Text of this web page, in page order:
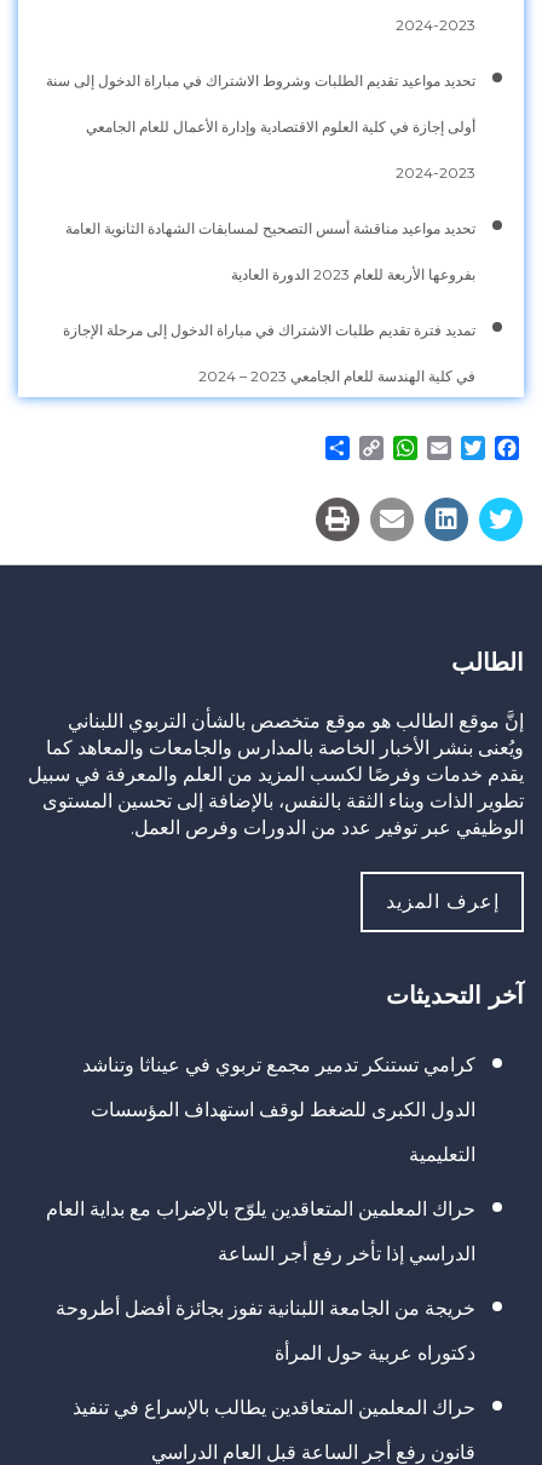
2023-2024
تحديد مواعيد تقديم الطلبات وشروط الاشتراك في مباراة الدخول إلى سنة
أولى إجازة في كلية العلوم الاقتصادية وإدارة الأعمال للعام الجامعي
2023-2024
تحديد مواعيد مناقشة أسس التصحيح لمسابقات الشهادة الثانوية العامة
بفروعها الأربعة للعام 2023 الدورة العادية
تمديد فترة تقديم طلبات الاشتراك في مباراة الدخول إلى مرحلة الإجازة
في كلية الهندسة للعام الجامعي 2023 – 2024
Facebook
Twitter
Email
WhatsApp
Copy
الطالب
إنَّ موقع الطالب هو موقع متخصص بالشأن التربوي اللبناني
ويُعنى بنشر الأخبار الخاصة بالمدارس والجامعات والمعاهد كما
يقدم خدمات وفرصًا لكسب المزيد من العلم والمعرفة في سبيل
تطوير الذات وبناء الثقة بالنفس، بالإضافة إلى تحسين المستوى
الوظيفي عبر توفير عدد من الدورات وفرص العمل.
إعرف المزيد
آخر التحديثات
كرامي تستنكر تدمير مجمع تربوي في عيناثا وتناشد
الدول الكبرى للضغط لوقف استهداف المؤسسات
التعليمية
حراك المعلمين المتعاقدين يلوّح بالإضراب مع بداية العام
الدراسي إذا تأخر رفع أجر الساعة
خريجة من الجامعة اللبنانية تفوز بجائزة أفضل أطروحة
دكتوراه عربية حول المرأة
حراك المعلمين المتعاقدين يطالب بالإسراع في تنفيذ
قانون رفع أجر الساعة قبل العام الدراسي